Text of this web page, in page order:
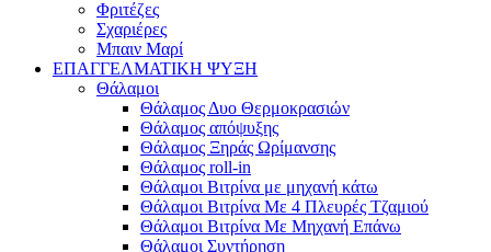
Φριτέζες
Σχαριέρες
Μπαιν Μαρί
ΕΠΑΓΓΕΛΜΑΤΙΚΗ ΨΥΞΗ
Θάλαμοι
Θάλαμος Δυο Θερμοκρασιών
Θάλαμος απόψυξης
Θάλαμος Ξηράς Ωρίμανσης
Θάλαμος roll-in
Θάλαμοι Βιτρίνα με μηχανή κάτω
Θάλαμοι Βιτρίνα Με 4 Πλευρές Τζαμιού
Θάλαμοι Βιτρίνα Με Μηχανή Επάνω
Θάλαμοι Συντήρηση